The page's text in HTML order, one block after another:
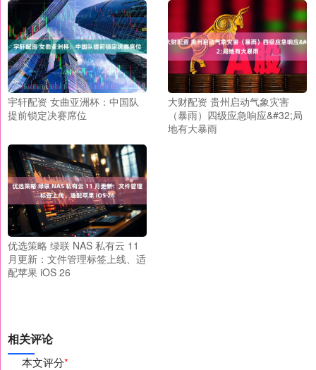
宇轩配资 女曲亚洲杯：中国队
提前锁定决赛席位
大财配资 贵州启动气象灾害
（暴雨）四级应急响应&#32;局
地有大暴雨
优选策略 绿联 NAS 私有云 11
月更新：文件管理标签上线、适
配苹果 iOS 26
相关评论
本文评分*